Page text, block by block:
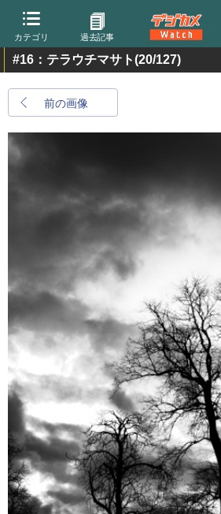
カテゴリ 過去記事
#16：テラウチマサト(20/127)
前の画像